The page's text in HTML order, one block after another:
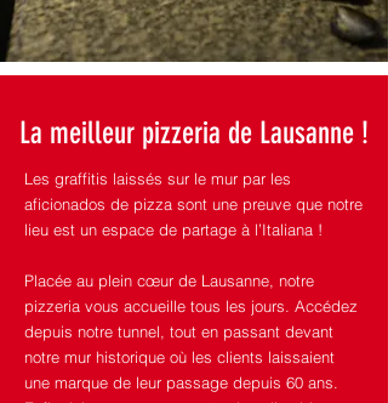
Les graffitis laissés sur le mur par les
aficionados de pizza sont une preuve que notre
lieu est un espace de partage à l’Italiana !
Placée au plein cœur de Lausanne, notre
pizzeria vous accueille tous les jours. Accédez
depuis notre tunnel, tout en passant devant
notre mur historique où les clients laissaient
une marque de leur passage depuis 60 ans.
La meilleur pizzeria de Lausanne !